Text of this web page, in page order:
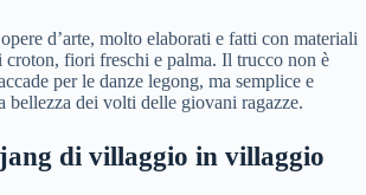
d’arte, molto elaborati e fatti con materiali
fiori freschi e palma. Il trucco non è
per le danze legong, ma semplice e
bellezza dei volti delle giovani ragazze.
di villaggio in villaggio